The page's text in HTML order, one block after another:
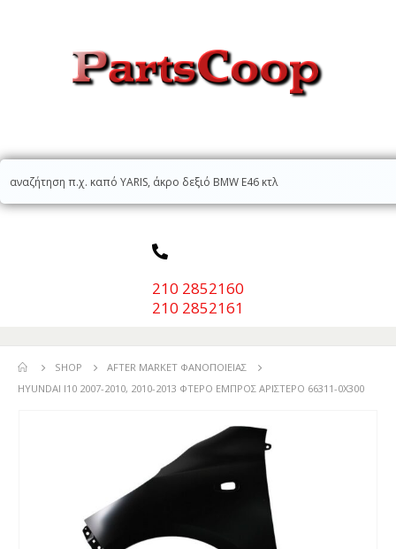
210 2852160
210 2852161
SHOP
AFTER MARKET ΦΑΝΟΠΟΙΕΊΑΣ
HYUNDAI I10 2007-2010, 2010-2013 ΦΤΕΡΟ ΕΜΠΡΟΣ ΑΡΙΣΤΕΡΟ 66311-0X300